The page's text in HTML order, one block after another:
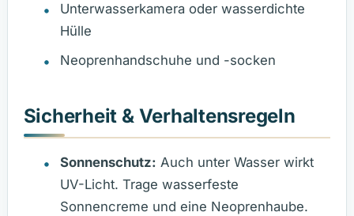
Unterwasserkamera oder wasserdichte
Hülle
Neoprenhandschuhe und -socken
Sicherheit & Verhaltensregeln
Sonnenschutz: Auch unter Wasser wirkt
UV-Licht. Trage wasserfeste
Sonnencreme und eine Neoprenhaube.